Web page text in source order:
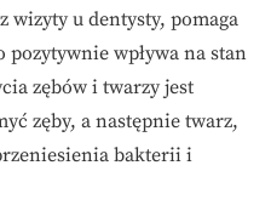
wizyty u dentysty, pomaga
wpływa na stan
zębów i twarzy jest
zęby, a następnie twarz,
bakterii i